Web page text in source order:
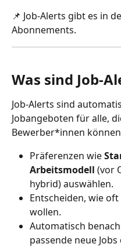
📌 Job-Alerts gibt es in
Abonnements.
Was sind Job-
Job-Alerts sind
Jobangeboten für alle,
Bewerber*innen
Präferenzen wie
Arbeitsmodell (vor
hybrid) auswählen.
Entscheiden, wie
wollen.
Automatisch
passende neue